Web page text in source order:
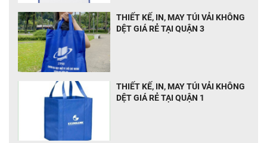
THIẾT KẾ, IN, MAY TÚI VẢI KHÔNG
DỆT GIÁ RẺ TẠI QUẬN 3
THIẾT KẾ, IN, MAY TÚI VẢI KHÔNG
DỆT GIÁ RẺ TẠI QUẬN 1